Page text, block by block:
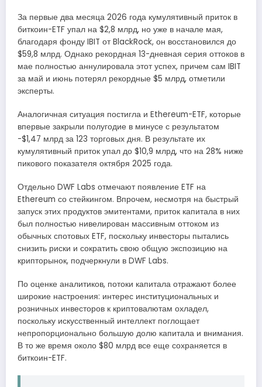
За первые два месяца 2026 года кумулятивный приток в
биткоин-ETF упал на $2,8 млрд, но уже в начале мая,
благодаря фонду IBIT от BlackRock, он восстановился до
$59,8 млрд. Однако рекордная 13-дневная серия оттоков в
мае полностью аннулировала этот успех, причем сам IBIT
за май и июнь потерял рекордные $5 млрд, отметили
эксперты.
Аналогичная ситуация постигла и Ethereum-ETF, которые
впервые закрыли полугодие в минусе с результатом
-$1,47 млрд за 123 торговых дня. В результате их
кумулятивный приток упал до $10,9 млрд, что на 28% ниже
пикового показателя октября 2025 года.
Отдельно DWF Labs отмечают появление ETF на
Ethereum со стейкингом. Впрочем, несмотря на быстрый
запуск этих продуктов эмитентами, приток капитала в них
был полностью нивелирован массивным оттоком из
обычных спотовых ETF, поскольку инвесторы пытались
снизить риски и сократить свою общую экспозицию на
крипторынок, подчеркнули в DWF Labs.
По оценке аналитиков, потоки капитала отражают более
широкие настроения: интерес институциональных и
розничных инвесторов к криптовалютам охладел,
поскольку искусственный интеллект поглощает
непропорционально большую долю капитала и внимания.
В то же время около $80 млрд все еще сохраняется в
биткоин-ETF.